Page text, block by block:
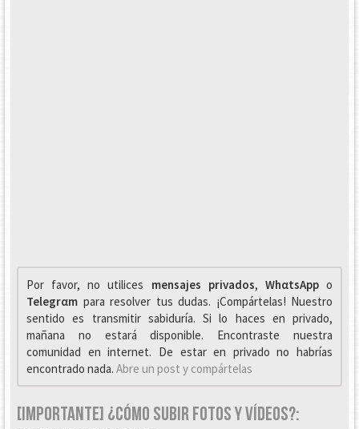
Por favor, no utilices mensajes privados, WhαtsAppo
Telegrαm para resolver tus dudas. ¡Compártelas! Nuestro
sentido es transmitir sabiduría. Si lo haces en privado,
mañana no estará disponible. Encontraste nuestra
comunidad en internet. De estar en privado no habrías
encontrado nada. Abre un post y compártelas
[IMPORTANTE] ¿CÓMO SUBIR FOTOS Y VÍDEOS?: